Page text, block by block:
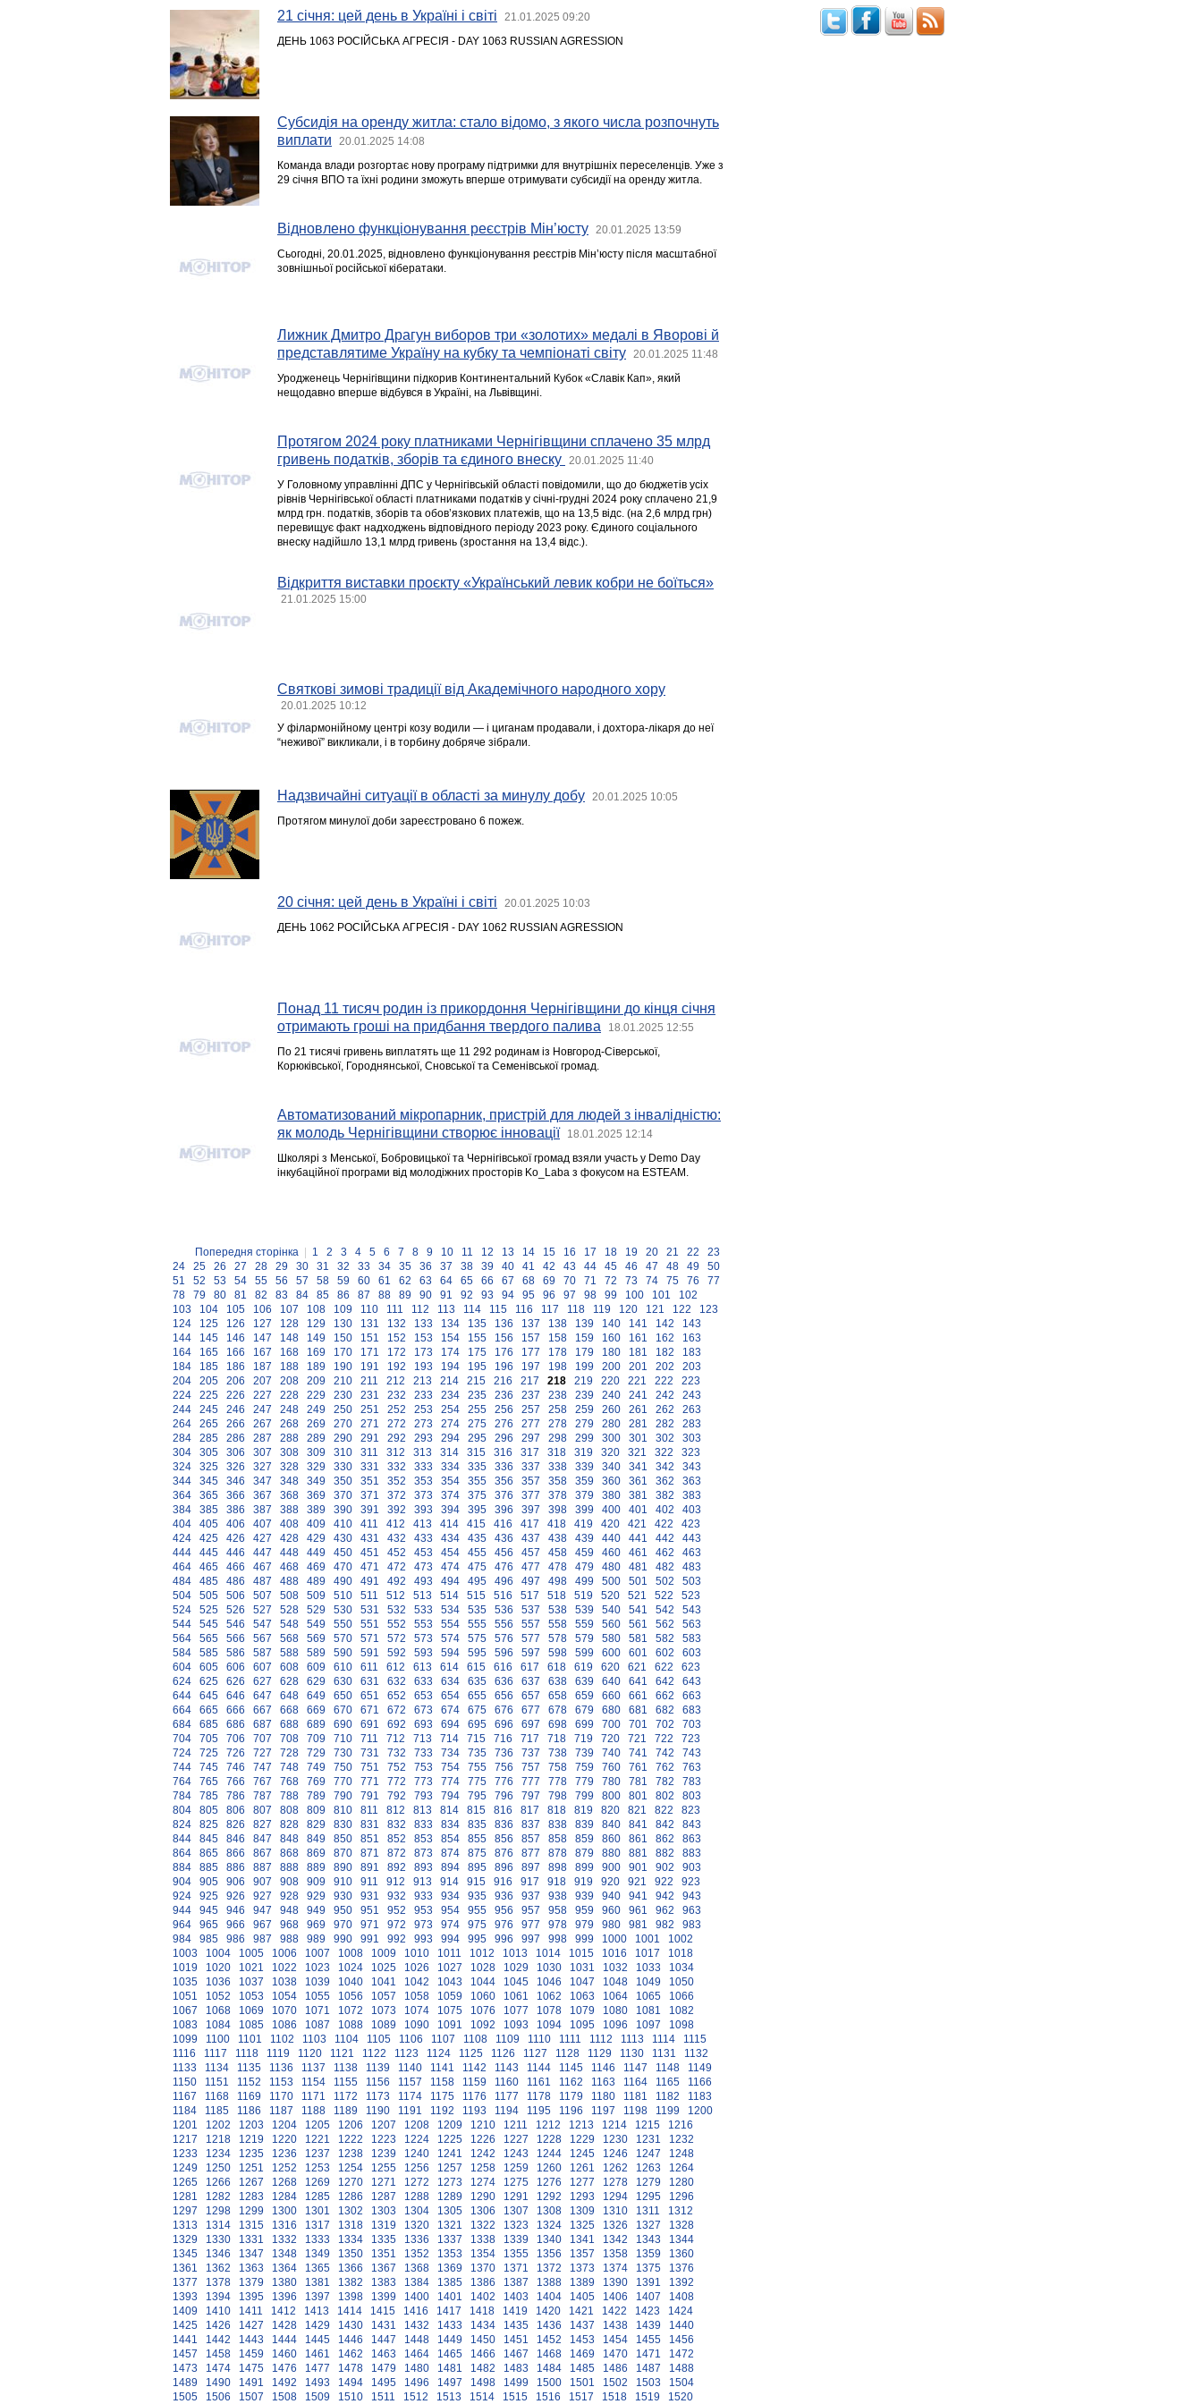
21 січня: цей день в Україні і світі 21.01.2025 09:20
ДЕНЬ 1063 РОСІЙСЬКА АГРЕСІЯ - DAY 1063 RUSSIAN AGRESSION
Субсидія на оренду житла: стало відомо, з якого числа розпочнуть
виплати
20.01.2025 14:08
Команда влади розгортає нову програму підтримки для внутрішніх переселенців. Уже з
29 січня ВПО та їхні родини зможуть вперше отримувати субсидії на оренду житла.
Відновлено функціонування реєстрів Мін’юсту 20.01.2025 13:59
Сьогодні, 20.01.2025, відновлено функціонування реєстрів Мін’юсту після масштабної
зовнішньої російської кібератаки.
Лижник Дмитро Драгун виборов три «золотих» медалі в Яворові й
представлятиме Україну на кубку та чемпіонаті світу
20.01.2025 11:48
Уродженець Чернігівщини підкорив Континентальний Кубок «Славік Кап», який
нещодавно вперше відбувся в Україні, на Львівщині.
Протягом 2024 року платниками Чернігівщини сплачено 35 млрд
гривень податків, зборів та єдиного внеску
20.01.2025 11:40
У Головному управлінні ДПС у Чернігівській області повідомили, що до бюджетів усіх
рівнів Чернігівської області платниками податків у січні-грудні 2024 року сплачено 21,9
млрд грн. податків, зборів та обов’язкових платежів, що на 13,5 відс. (на 2,6 млрд грн)
перевищує факт надходжень відповідного періоду 2023 року. Єдиного соціального
внеску надійшло 13,1 млрд гривень (зростання на 13,4 відс.).
Відкриття виставки проєкту «Український левик кобри не боїться»
21.01.2025 15:00
Святкові зимові традиції від Академічного народного хору
20.01.2025 10:12
У філармонійному центрі козу водили — і циганам продавали, і дохтора-лікаря до неї
“неживої” викликали, і в торбину добряче зібрали.
Надзвичайні ситуації в області за минулу добу 20.01.2025 10:05
Протягом минулої доби зареєстровано 6 пожеж.
20 січня: цей день в Україні і світі 20.01.2025 10:03
ДЕНЬ 1062 РОСІЙСЬКА АГРЕСІЯ - DAY 1062 RUSSIAN AGRESSION
Понад 11 тисяч родин із прикордоння Чернігівщини до кінця січня
отримають гроші на придбання твердого палива
18.01.2025 12:55
По 21 тисячі гривень виплатять ще 11 292 родинам із Новгород-Сіверської,
Корюківської, Городнянської, Сновської та Семенівської громад.
Автоматизований мікропарник, пристрій для людей з інвалідністю:
як молодь Чернігівщини створює інновації
18.01.2025 12:14
Школярі з Менської, Бобровицької та Чернігівської громад взяли участь у Demo Day
інкубаційної програми від молодіжних просторів Ko_Laba з фокусом на ESTEAM.
Попередня сторінка 1 2 3 4 5 6 7 8 9 10 11 12 13 14 15 16 17 18 19 20 21 22
23
24
25 26 27 28 29 30 31 32 33 34 35 36 37 38 39 40 41 42 43 44 45 46 47 48 49
50
51
52 53 54 55 56 57 58 59 60 61 62 63 64 65 66 67 68 69 70 71 72 73 74 75 76
77
78
79 80 81 82 83 84 85 86 87 88 89 90 91 92 93 94 95 96 97 98 99 100 101
102
103
104 105 106 107 108 109 110 111 112 113 114 115 116 117 118 119 120 121 122
123
124
125 126 127 128 129 130 131 132 133 134 135 136 137 138 139 140 141 142
143
144
145 146 147 148 149 150 151 152 153 154 155 156 157 158 159 160 161 162
163
164
165 166 167 168 169 170 171 172 173 174 175 176 177 178 179 180 181 182
183
184
185 186 187 188 189 190 191 192 193 194 195 196 197 198 199 200 201 202
203
204
205 206 207 208 209 210 211 212 213 214 215 216 217 218 219 220 221 222
223
224
225 226 227 228 229 230 231 232 233 234 235 236 237 238 239 240 241 242
243
244
245 246 247 248 249 250 251 252 253 254 255 256 257 258 259 260 261 262
263
264
265 266 267 268 269 270 271 272 273 274 275 276 277 278 279 280 281 282
283
284
285 286 287 288 289 290 291 292 293 294 295 296 297 298 299 300 301 302
303
304
305 306 307 308 309 310 311 312 313 314 315 316 317 318 319 320 321 322
323
324
325 326 327 328 329 330 331 332 333 334 335 336 337 338 339 340 341 342
343
344
345 346 347 348 349 350 351 352 353 354 355 356 357 358 359 360 361 362
363
364
365 366 367 368 369 370 371 372 373 374 375 376 377 378 379 380 381 382
383
384
385 386 387 388 389 390 391 392 393 394 395 396 397 398 399 400 401 402
403
404
405 406 407 408 409 410 411 412 413 414 415 416 417 418 419 420 421 422
423
424
425 426 427 428 429 430 431 432 433 434 435 436 437 438 439 440 441 442
443
444
445 446 447 448 449 450 451 452 453 454 455 456 457 458 459 460 461 462
463
464
465 466 467 468 469 470 471 472 473 474 475 476 477 478 479 480 481 482
483
484
485 486 487 488 489 490 491 492 493 494 495 496 497 498 499 500 501 502
503
504
505 506 507 508 509 510 511 512 513 514 515 516 517 518 519 520 521 522
523
524
525 526 527 528 529 530 531 532 533 534 535 536 537 538 539 540 541 542
543
544
545 546 547 548 549 550 551 552 553 554 555 556 557 558 559 560 561 562
563
564
565 566 567 568 569 570 571 572 573 574 575 576 577 578 579 580 581 582
583
584
585 586 587 588 589 590 591 592 593 594 595 596 597 598 599 600 601 602
603
604
605 606 607 608 609 610 611 612 613 614 615 616 617 618 619 620 621 622
623
624
625 626 627 628 629 630 631 632 633 634 635 636 637 638 639 640 641 642
643
644
645 646 647 648 649 650 651 652 653 654 655 656 657 658 659 660 661 662
663
664
665 666 667 668 669 670 671 672 673 674 675 676 677 678 679 680 681 682
683
684
685 686 687 688 689 690 691 692 693 694 695 696 697 698 699 700 701 702
703
704
705 706 707 708 709 710 711 712 713 714 715 716 717 718 719 720 721 722
723
724
725 726 727 728 729 730 731 732 733 734 735 736 737 738 739 740 741 742
743
744
745 746 747 748 749 750 751 752 753 754 755 756 757 758 759 760 761 762
763
764
765 766 767 768 769 770 771 772 773 774 775 776 777 778 779 780 781 782
783
784
785 786 787 788 789 790 791 792 793 794 795 796 797 798 799 800 801 802
803
804
805 806 807 808 809 810 811 812 813 814 815 816 817 818 819 820 821 822
823
824
825 826 827 828 829 830 831 832 833 834 835 836 837 838 839 840 841 842
843
844
845 846 847 848 849 850 851 852 853 854 855 856 857 858 859 860 861 862
863
864
865 866 867 868 869 870 871 872 873 874 875 876 877 878 879 880 881 882
883
884
885 886 887 888 889 890 891 892 893 894 895 896 897 898 899 900 901 902
903
904
905 906 907 908 909 910 911 912 913 914 915 916 917 918 919 920 921 922
923
924
925 926 927 928 929 930 931 932 933 934 935 936 937 938 939 940 941 942
943
944
945 946 947 948 949 950 951 952 953 954 955 956 957 958 959 960 961 962
963
964
965 966 967 968 969 970 971 972 973 974 975 976 977 978 979 980 981 982
983
984
985 986 987 988 989 990 991 992 993 994 995 996 997 998 999 1000 1001
1002
1003
1004 1005 1006 1007 1008 1009 1010 1011 1012 1013 1014 1015 1016 1017
1018
1019
1020 1021 1022 1023 1024 1025 1026 1027 1028 1029 1030 1031 1032 1033
1034
1035
1036 1037 1038 1039 1040 1041 1042 1043 1044 1045 1046 1047 1048 1049
1050
1051
1052 1053 1054 1055 1056 1057 1058 1059 1060 1061 1062 1063 1064 1065
1066
1067
1068 1069 1070 1071 1072 1073 1074 1075 1076 1077 1078 1079 1080 1081
1082
1083
1084 1085 1086 1087 1088 1089 1090 1091 1092 1093 1094 1095 1096 1097
1098
1099
1100 1101 1102 1103 1104 1105 1106 1107 1108 1109 1110 1111 1112 1113 1114
1115
1116
1117 1118 1119 1120 1121 1122 1123 1124 1125 1126 1127 1128 1129 1130 1131
1132
1133
1134 1135 1136 1137 1138 1139 1140 1141 1142 1143 1144 1145 1146 1147 1148
1149
1150
1151 1152 1153 1154 1155 1156 1157 1158 1159 1160 1161 1162 1163 1164 1165
1166
1167
1168 1169 1170 1171 1172 1173 1174 1175 1176 1177 1178 1179 1180 1181 1182
1183
1184
1185 1186 1187 1188 1189 1190 1191 1192 1193 1194 1195 1196 1197 1198 1199
1200
1201
1202 1203 1204 1205 1206 1207 1208 1209 1210 1211 1212 1213 1214 1215
1216
1217
1218 1219 1220 1221 1222 1223 1224 1225 1226 1227 1228 1229 1230 1231
1232
1233
1234 1235 1236 1237 1238 1239 1240 1241 1242 1243 1244 1245 1246 1247
1248
1249
1250 1251 1252 1253 1254 1255 1256 1257 1258 1259 1260 1261 1262 1263
1264
1265
1266 1267 1268 1269 1270 1271 1272 1273 1274 1275 1276 1277 1278 1279
1280
1281
1282 1283 1284 1285 1286 1287 1288 1289 1290 1291 1292 1293 1294 1295
1296
1297
1298 1299 1300 1301 1302 1303 1304 1305 1306 1307 1308 1309 1310 1311
1312
1313
1314 1315 1316 1317 1318 1319 1320 1321 1322 1323 1324 1325 1326 1327
1328
1329
1330 1331 1332 1333 1334 1335 1336 1337 1338 1339 1340 1341 1342 1343
1344
1345
1346 1347 1348 1349 1350 1351 1352 1353 1354 1355 1356 1357 1358 1359
1360
1361
1362 1363 1364 1365 1366 1367 1368 1369 1370 1371 1372 1373 1374 1375
1376
1377
1378 1379 1380 1381 1382 1383 1384 1385 1386 1387 1388 1389 1390 1391
1392
1393
1394 1395 1396 1397 1398 1399 1400 1401 1402 1403 1404 1405 1406 1407
1408
1409
1410 1411 1412 1413 1414 1415 1416 1417 1418 1419 1420 1421 1422 1423
1424
1425
1426 1427 1428 1429 1430 1431 1432 1433 1434 1435 1436 1437 1438 1439
1440
1441
1442 1443 1444 1445 1446 1447 1448 1449 1450 1451 1452 1453 1454 1455
1456
1457
1458 1459 1460 1461 1462 1463 1464 1465 1466 1467 1468 1469 1470 1471
1472
1473
1474 1475 1476 1477 1478 1479 1480 1481 1482 1483 1484 1485 1486 1487
1488
1489
1490 1491 1492 1493 1494 1495 1496 1497 1498 1499 1500 1501 1502 1503
1504
1505
1506 1507 1508 1509 1510 1511 1512 1513 1514 1515 1516 1517 1518 1519 1520